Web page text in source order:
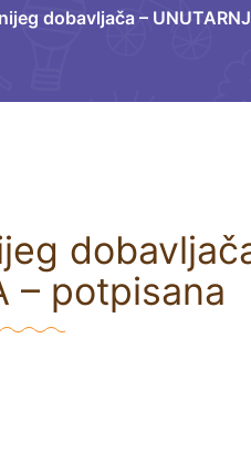
dobavljača –
– potpisana